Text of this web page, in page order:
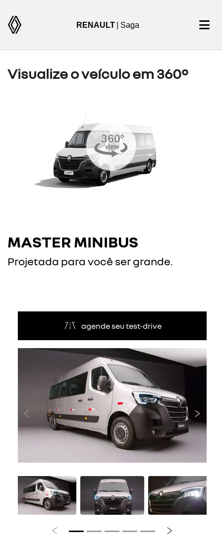
RENAULT | Saga
Visualize o veículo em 360°
MASTER MINIBUS
Projetada para você ser grande.
agende seu test-drive
Anterior
Anterior Próximo